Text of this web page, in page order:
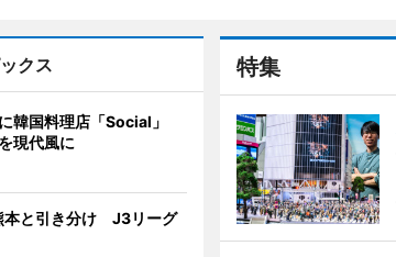
特集
クス
韓国料理店「Social」
現代風に
本と引き分け J3リーグ